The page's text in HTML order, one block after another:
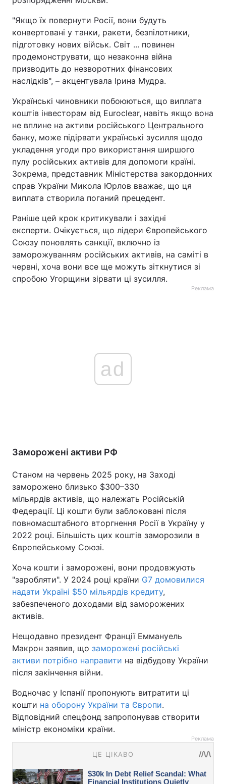
"Якщо їх повернути Росії, вони будуть
конвертовані у танки, ракети, безпілотники,
підготовку нових військ. Світ ... повинен
продемонструвати, що незаконна війна
призводить до незворотних фінансових
наслідків", – акцентувала Ірина Мудра.
Українські чиновники побоюються, що виплата
коштів інвесторам від Euroclear, навіть якщо вона
не вплине на активи російського Центрального
банку, може підірвати українські зусилля щодо
укладення угоди про використання ширшого
пулу російських активів для допомоги країні.
Зокрема, представник Міністерства закордонних
справ України Микола Юрлов вважає, що ця
виплата створила поганий прецедент.
Раніше цей крок критикували і західні
експерти. Очікується, що лідери Європейського
Союзу поновлять санкції, включно із
заморожуванням російських активів, на саміті в
червні, хоча вони все ще можуть зіткнутися зі
спробою Угорщини зірвати ці зусилля.
Реклама
ad
Заморожені активи РФ
Станом на червень 2025 року, на Заході
заморожено близько $300–330
мільярдів активів, що належать Російській
Федерації. Ці кошти були заблоковані після
повномасштабного вторгнення Росії в Україну у
2022 році. Більшість цих коштів заморозили в
Європейському Союзі.
Хоча кошти і заморожені, вони продовжують
"заробляти". У 2024 році країни G7 домовилися
надати Україні $50 мільярдів кредиту,
забезпеченого доходами від заморожених
активів.
Нещодавно президент Франції Еммануель
Макрон заявив, що заморожені російські
активи потрібно направити на відбудову України
після закінчення війни.
Водночас у Іспанії пропонують витратити ці
кошти на оборону України та Європи.
Відповідний спецфонд запропонував створити
міністр економіки країни.
Реклама